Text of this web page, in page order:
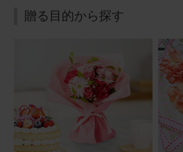
贈る目的から探す